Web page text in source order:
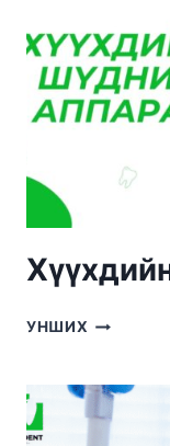
ШҮДНИЙ
ЭМНЭЛЭГ
(ХУД)
УНШИХ